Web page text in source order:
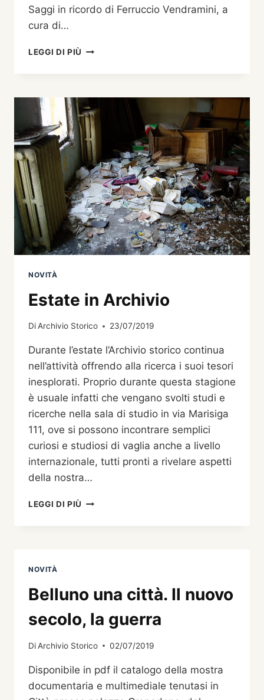
Saggi in ricordo di Ferruccio Vendramini, a
cura di…
LEGGI DI PIÙ MERCOLEDÌ
NACQUE
FERRUCCIO
VENDRAMINI
NOVITÀ
Estate in Archivio
DiArchivio Storico 23/07/2019
Durante l’estate l’Archivio storico continua
nell’attività offrendo alla ricerca i suoi tesori
inesplorati. Proprio durante questa stagione
è usuale infatti che vengano svolti studi e
ricerche nella sala di studio in via Marisiga
111, ove si possono incontrare semplici
curiosi e studiosi di vaglia anche a livello
internazionale, tutti pronti a rivelare aspetti
della nostra…
LEGGI DI PIÙ ESTATE
NOVITÀ
Belluno una città. Il nuovo
secolo, la guerra
DiArchivio Storico 02/07/2019
Disponibile in pdf il catalogo della mostra
documentaria e multimediale tenutasi in